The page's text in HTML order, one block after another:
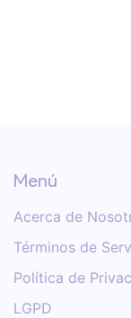
las
ejemplos de
Menú
Acerca de
Términos de
Política de
LGPD